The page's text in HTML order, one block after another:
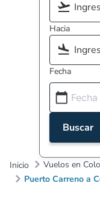
Hacia
Fecha
Buscar
Inicio Vuelos en
Puerto Carreno a